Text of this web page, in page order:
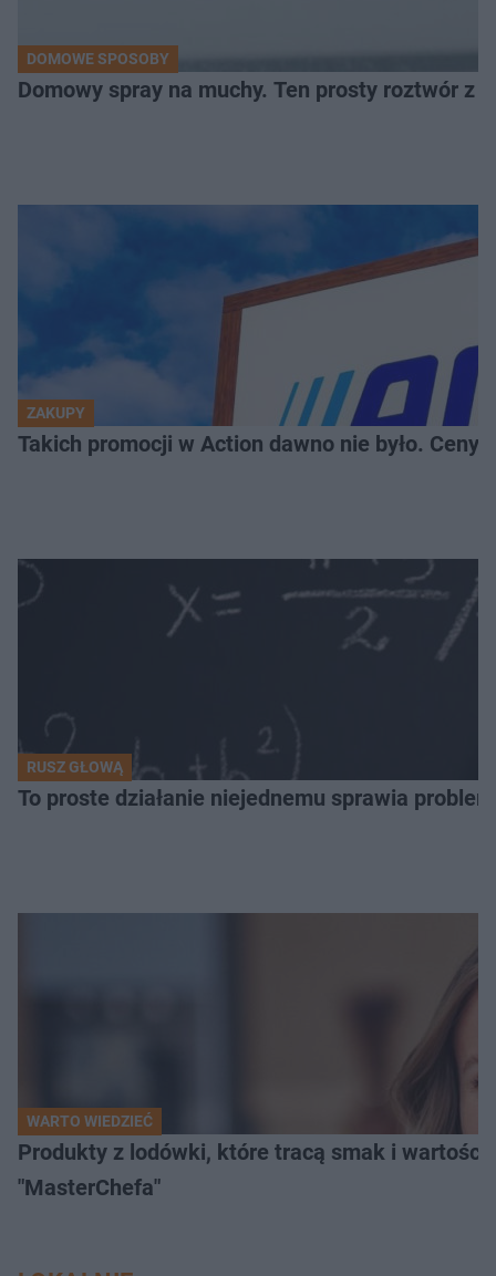
DOMOWE SPOSOBY
Domowy spray na muchy. Ten prosty roztwór z
ZAKUPY
Takich promocji w Action dawno nie było. Ceny
RUSZ GŁOWĄ
To proste działanie niejednemu sprawia
WARTO WIEDZIEĆ
Produkty z lodówki, które tracą smak i
"MasterChefa"